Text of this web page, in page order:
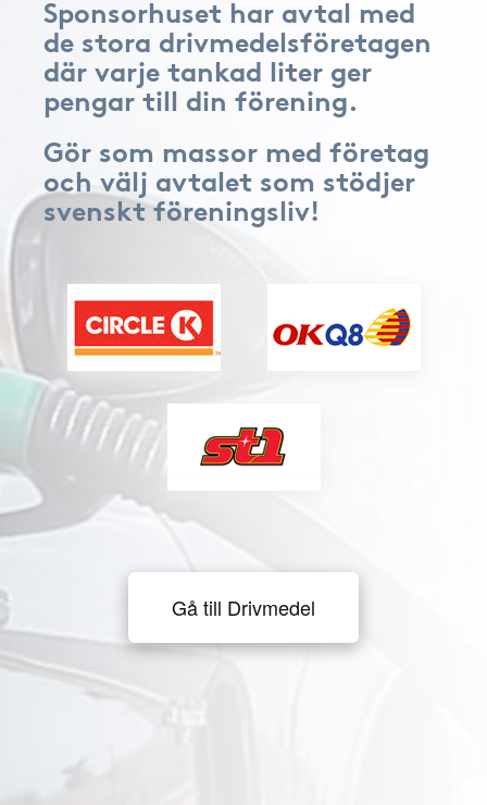
Sponsorhuset har avtal med
de stora drivmedelsföretagen
där varje tankad liter ger
pengar till din förening.
Gör som massor med företag
och välj avtalet som stödjer
svenskt föreningsliv!
Gå till Drivmedel